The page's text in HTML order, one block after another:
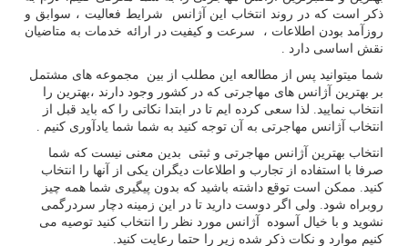
ذکر است که در روند انتخاب این آژانس شرایط فعالیت ، سوابق و
روزآمد بودن اطلاعات ، سرعت و کیفیت در ارائه خدمات به متاضیان
نقش اساسی دارد .
شما میتوانید پس از مطالعه این مطلب از بین مجموعه های مشتمل
بر بهترین آژانس های مهاجرتی که در کشور وجود دارند ،بهترین را
انتخاب نمایید. لذا سعی کرده ایم تا در ابتدا نکاتی را که باید قبل از
انتخاب آژانس مهاجرتی به آن توجه کنید به شما شما یادآوری کنیم .
انتخاب بهترین آژانس مهاجرتی و ثبتی بدین معنی نیست که شما
صرفا با استفاده از تجارب و اطلاعات دیگران یکی از آنها را انتخاب
کنید. ممکن است توقع داشته باشید که بدون پیگیری شما همه چیز
روبراه شود. ولی اگر دوست دارید تا در این زمینه دچار سردرگمی
نشوید و با خیال آسوده آژانس مورد نظر را انتخاب کنید توصیه می
کنیم موارد و نکات ذکر شده زیر را حتما رعایت کنید.